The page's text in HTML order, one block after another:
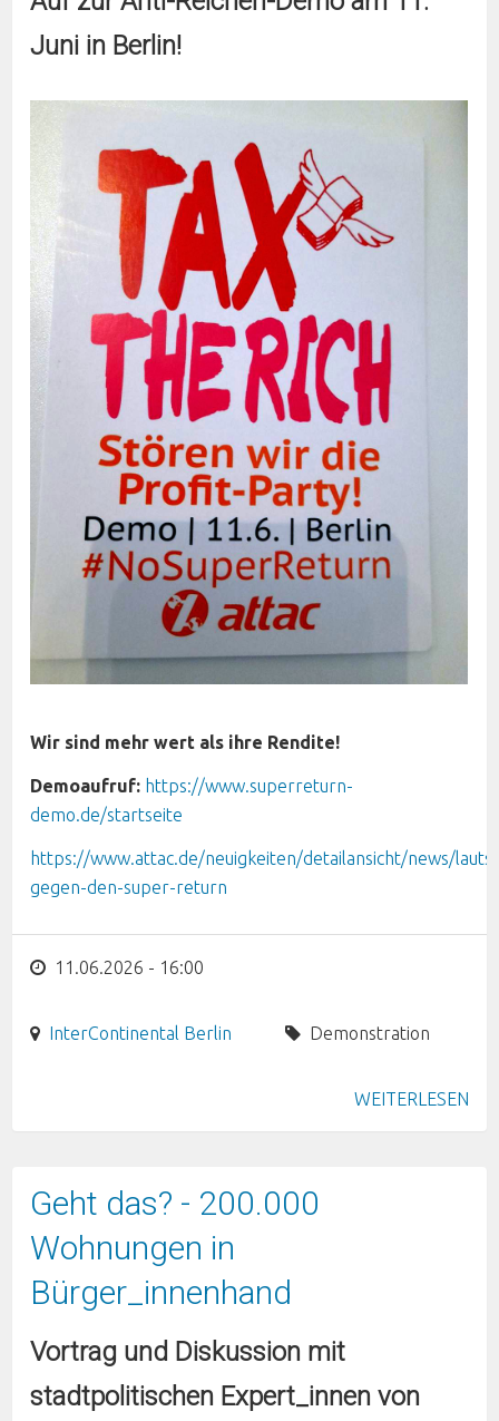
Juni in Berlin!
Wir sind mehr wert als ihre Rendite!
Demoaufruf: https://www.superreturn-
demo.de/startseite
https://www.attac.de/neuigkeiten/detailansicht/news/
gegen-den-super-return
11.06.2026 - 16:00
InterContinental Berlin Demonstration
WEITERLESEN
Geht das? - 200.000
Wohnungen in
Bürger_innenhand
Vortrag und Diskussion mit
stadtpolitischen Expert_innen von